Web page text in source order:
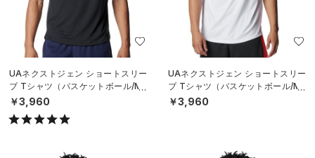
UAネクストジェン ショートスリー
ブ Tシャツ（バスケットボール/ME
N）
￥3,960
UAネクストジェン ショートスリー
ブ Tシャツ（バスケットボール/ME
N）
￥3,960